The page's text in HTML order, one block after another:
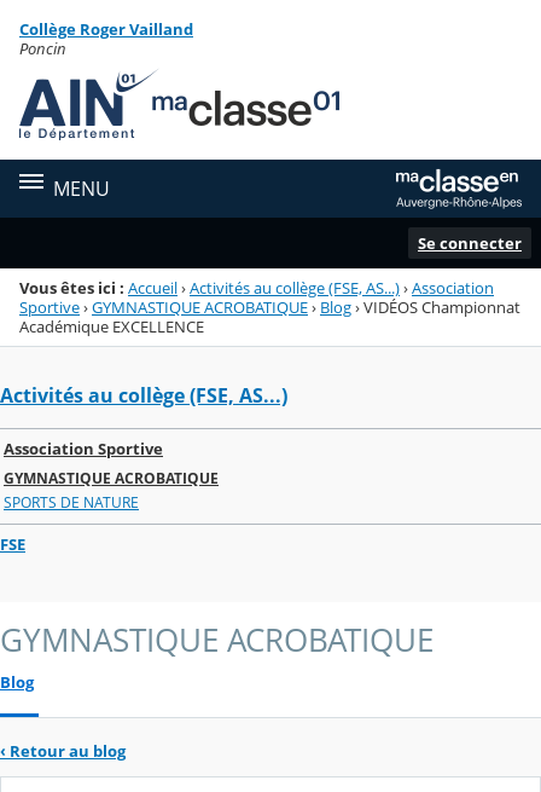
Menu de la rubrique
Contenu
Collège Roger Vailland
Poncin
MENU
Se connecter
Vous êtes ici : Accueil›Activités au collège (FSE, AS...)›Association
Sportive›GYMNASTIQUE ACROBATIQUE› Blog›VIDÉOS Championnat
Académique EXCELLENCE
Activités au collège (FSE, AS...)
Association Sportive
GYMNASTIQUE ACROBATIQUE
SPORTS DE NATURE
FSE
GYMNASTIQUE ACROBATIQUE
Blog
‹ Retour au blog